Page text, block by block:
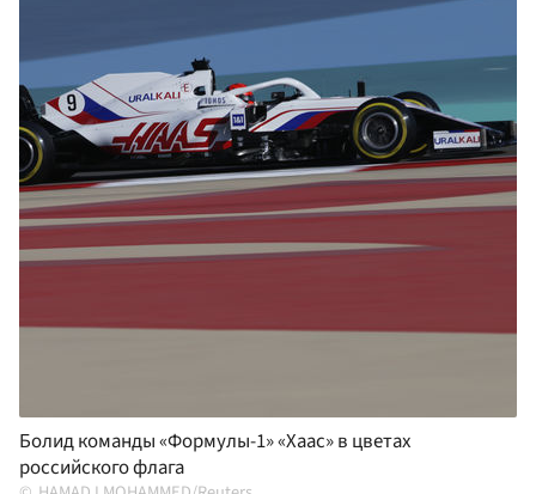
Болид команды «Формулы-1» «Хаас» в цветах
российского флага